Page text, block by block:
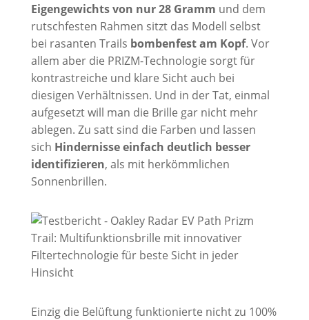
Eigengewichts von nur 28 Gramm und dem
rutschfesten Rahmen sitzt das Modell selbst
bei rasanten Trails bombenfest am Kopf. Vor
allem aber die PRIZM-Technologie sorgt für
kontrastreiche und klare Sicht auch bei
diesigen Verhältnissen. Und in der Tat, einmal
aufgesetzt will man die Brille gar nicht mehr
ablegen. Zu satt sind die Farben und lassen
sich Hindernisse einfach deutlich besser
identifizieren, als mit herkömmlichen
Sonnenbrillen.
Einzig die Belüftung funktionierte nicht zu 100%